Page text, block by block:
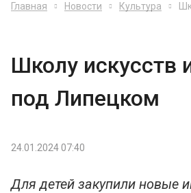
Главная Новости Культура
Школу искусств
под Липецком
24.01.2024 07:40
Для детей закупили новые